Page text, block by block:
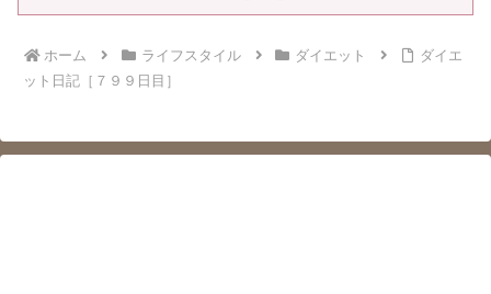
ホーム ライフスタイル ダイエット
ダイエ
ット日記［７９９日目］